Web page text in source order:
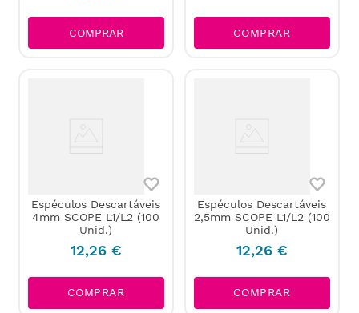
COMPRAR COMPRAR
Espéculos Descartáveis
4mm SCOPE L1/L2 (100
Unid.)
12,26 €
COMPRAR
Espéculos Descartáveis
2,5mm SCOPE L1/L2 (100
Unid.)
12,26 €
COMPRAR